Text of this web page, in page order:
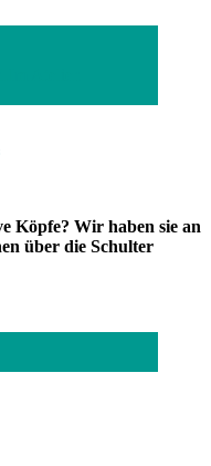
Köpfe? Wir haben sie an
über die Schulter